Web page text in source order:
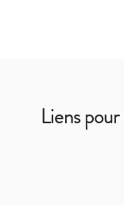
Liens